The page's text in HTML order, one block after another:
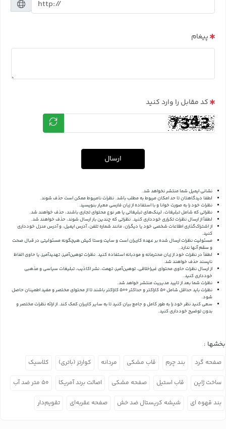
پیغام
کد مقابل را وارد کنید
ارسال
نشانی ایمیل شما منتشر نخواهد شد.
لطفا دیدگاهتان تا حد امکان مربوط به مطلب باشد. نظرات نامربوط ممکن است حذف شوند.
نظرات خود را به صورت خوانا و با استفاده از زبان فارسی معیار بنویسید.
نظراتی که شامل تبلیغات، لینک‌های تبلیغاتی یا هر نوع محتوای تجاری باشند، حذف خواهند شد.
لطفاً از ارسال نظرات تکراری خودداری کنید. نظراتی که چندین بار ارسال شوند، حذف خواهند شد.
از اشتراک‌گذاری اطلاعات شخصی خود یا دیگران، مانند شماره تلفن، آدرس ایمیل، و آدرس منزل خودداری
کنید.
مسئولیت نظرات ارسال شده بر عهده کاربران است و سایت وستا کیش هیچگونه مسئولیتی در قبال صحت
و سقم آنها ندارد.
لطفاً در نظرات خود از زبان محترمانه و مودبانه استفاده کنید. نظرات توهین‌آمیز، تهدیدآمیز، یا حاوی الفاظ
ناپسند حذف خواهند شد.
از ارسال نظرات حاوی محتوای غیراخلاقی، توهین‌آمیز، تهمت، نشر اکاذیب، تبلیغات سیاسی و مذهبی
خودداری کنید.
نظرات شما بعد از تایید مدیریت منتشر خواهد شد.
نظرات باید حداقل شامل 50 کاراکتر و حداکثر 500 کاراکتر باشند تا از محتوای مختصر و مفید اطمینان حاصل
شود.
سعی کنید نظر خود را به طور کامل و جامع بیان کنید تا به سایر کاربران کمک کند.از ارائه نظرات مختصر و
بدون توضیح خودداری کنید.
بخشها :
صفحه گرد بند چرم قاب مشکی مردانه کوارتز (باتری) کلاسیک
ساخت ژاپن قاب استیل صفحه مشکی اصالت برند آمریکا ۵۰ متر ضد آب
بند قهوه ای شیشه کریستال ضد خش صفحه عقربه‌ای تقویم‌دار